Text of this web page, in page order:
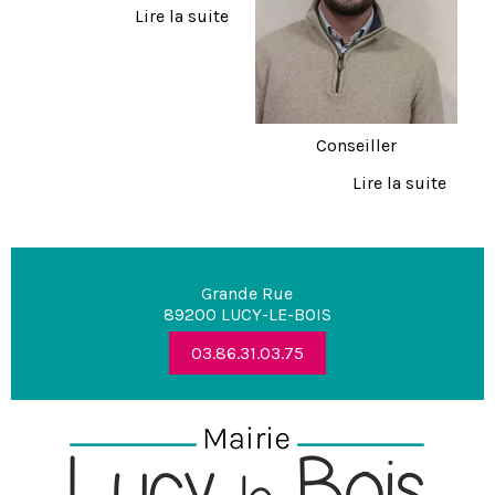
Conseiller
Grande Rue
89200 LUCY-LE-BOIS
03.86.31.03.75